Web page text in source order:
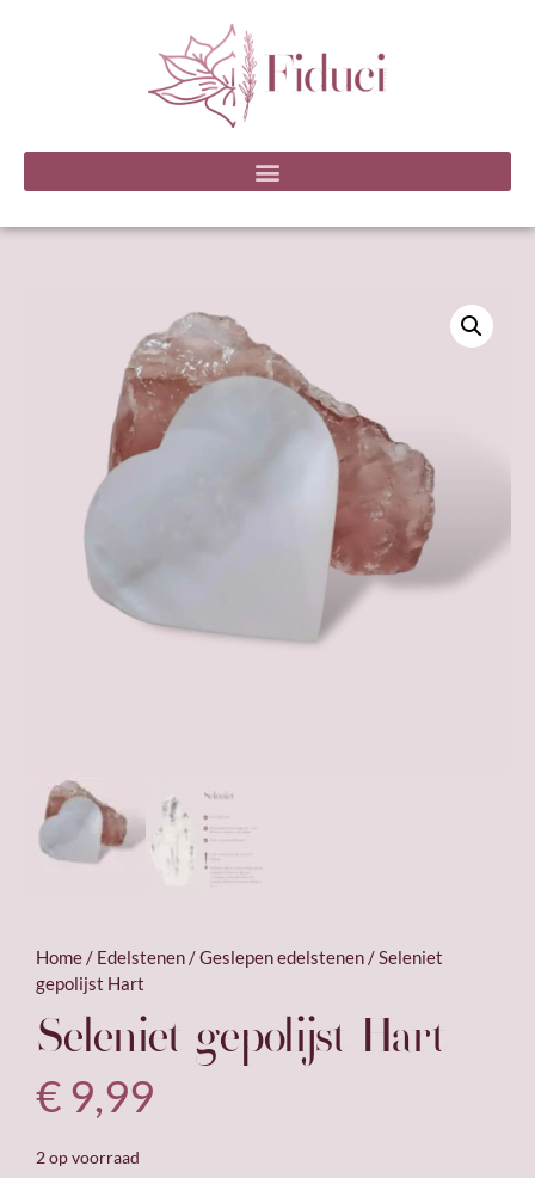
Home/ Edelstenen/Geslepen edelstenen/ Seleniet
gepolijst Hart
Seleniet gepolijst Hart
€ 9,99
2 op voorraad